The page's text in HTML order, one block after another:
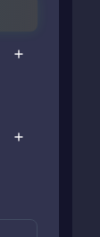
add
add